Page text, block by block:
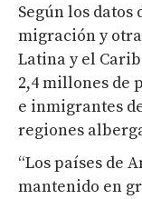
Según los
migración y
Latina y el
2,4 millones de
e inmigrantes
regiones
“Los países de
mantenido en